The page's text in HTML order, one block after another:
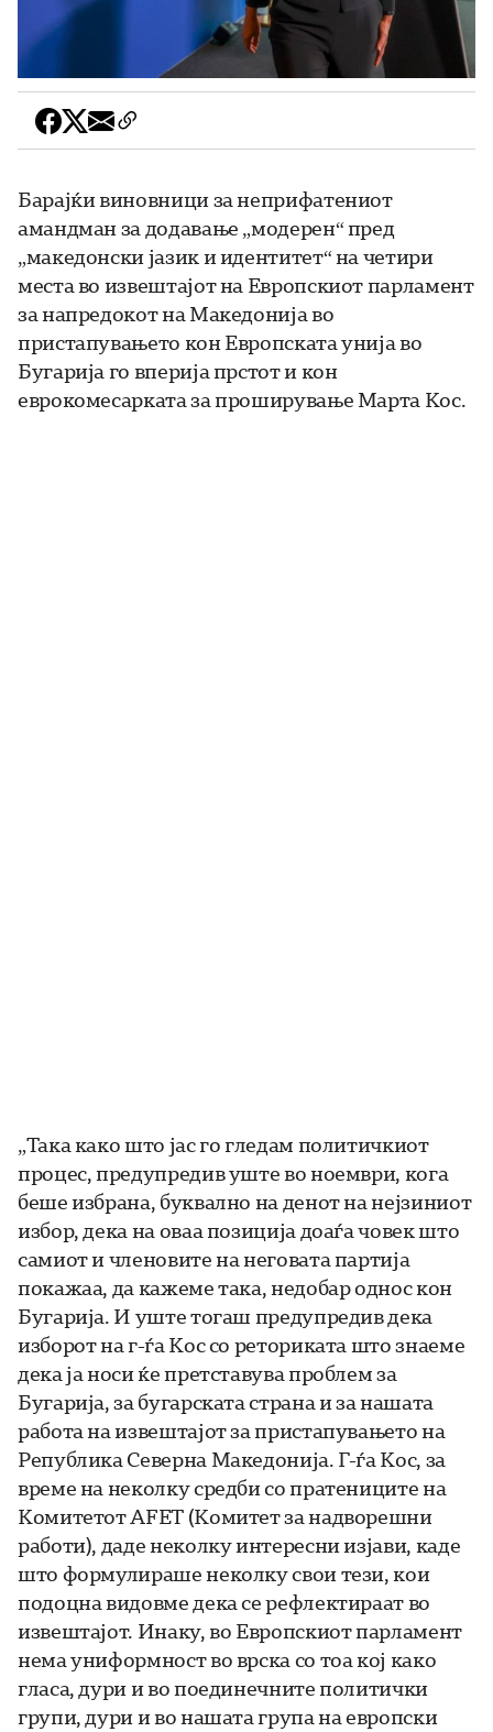
Барајќи виновници за неприфатениот
амандман за додавање „модерен“ пред
„македонски јазик и идентитет“ на четири
места во извештајот на Европскиот парламент
за напредокот на Македонија во
пристапувањето кон Европската унија во
Бугарија го вперија прстот и кон
еврокомесарката за проширување Марта Кос.
„Така како што јас го гледам политичкиот
процес, предупредив уште во ноември, кога
беше избрана, буквално на денот на нејзиниот
избор, дека на оваа позиција доаѓа човек што
самиот и членовите на неговата партија
покажаа, да кажеме така, недобар однос кон
Бугарија. И уште тогаш предупредив дека
изборот на г-ѓа Кос со реториката што знаеме
дека ја носи ќе претставува проблем за
Бугарија, за бугарската страна и за нашата
работа на извештајот за пристапувањето на
Република Северна Македонија. Г-ѓа Кос, за
време на неколку средби со пратениците на
Комитетот AFET (Комитет за надворешни
работи), даде неколку интересни изјави, каде
што формулираше неколку свои тези, кои
подоцна видовме дека се рефлектираат во
извештајот. Инаку, во Европскиот парламент
нема униформност во врска со тоа кој како
гласа, дури и во поединечните политички
групи, дури и во нашата група на европски